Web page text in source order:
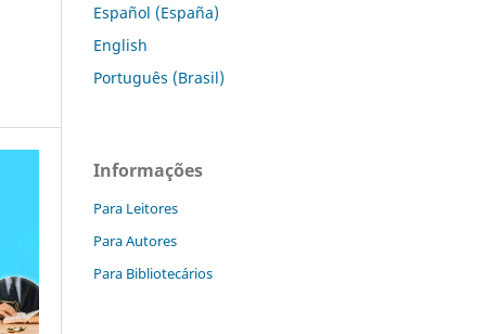
Español (España)
English
Português (Brasil)
Informações
Para Leitores
Para Autores
Para Bibliotecários